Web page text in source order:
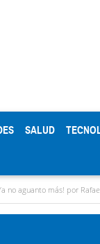
SALUD
por Rafael Augusto